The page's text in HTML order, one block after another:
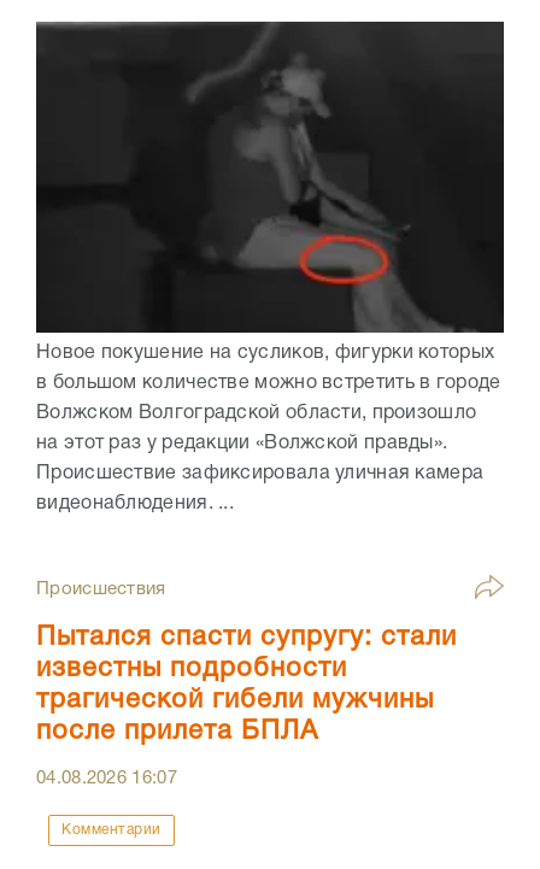
Новое покушение на сусликов, фигурки которых
в большом количестве можно встретить в городе
Волжском Волгоградской области, произошло
на этот раз у редакции «Волжской правды».
Происшествие зафиксировала уличная камера
видеонаблюдения. ...
Происшествия
Пытался спасти супругу: стали
известны подробности
трагической гибели мужчины
после прилета БПЛА
04.08.2026 16:07
Комментарии